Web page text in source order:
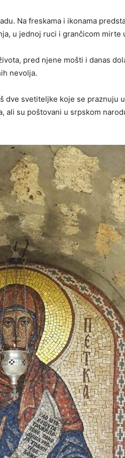
Na freskama i ikonama
u jednoj ruci i grančicom mirte
pred njene mošti i danas
nevolja.
dve svetiteljke koje se praznuju
ali su poštovani u srpskom